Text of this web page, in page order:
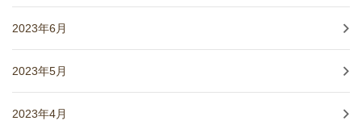
2023年6月
2023年5月
2023年4月